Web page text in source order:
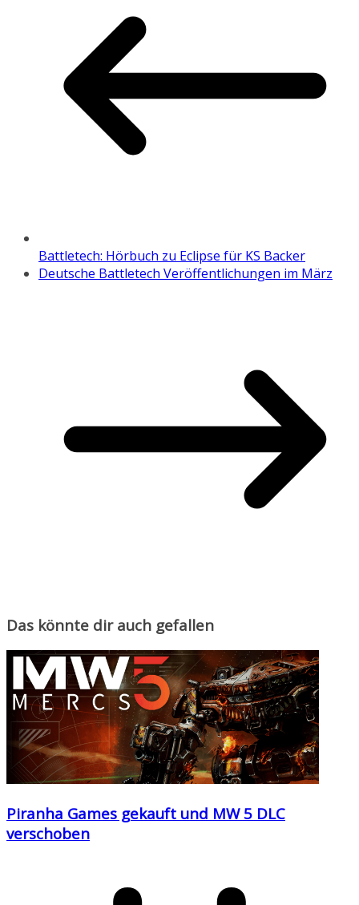
Battletech: Hörbuch zu Eclipse für KS Backer
Deutsche Battletech Veröffentlichungen im März
Das könnte dir auch gefallen
Piranha Games gekauft und MW 5 DLC
verschoben